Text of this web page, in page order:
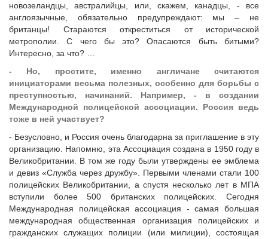
новозеландцы, австралийцы, или, скажем, канадцы, - все
англоязычные, обязательно предупреждают: мы – не
британцы! Стараются откреститься от исторической
метрополии. С чего бы это? Опасаются быть битыми?
Интересно, за что? …
- Но, простите, именно англичане считаются
инициаторами весьма полезных, особенно для борьбы с
преступностью, начинаний. Например, - в создании
Международной полицейской ассоциации. Россия ведь
тоже в ней участвует?
- Безусловно, и Россия очень благодарна за приглашение в эту
организацию. Напомню, эта Ассоциация создана в 1950 году в
Великобритании. В том же году были утверждены ее эмблема
и девиз «Служба через дружбу». Первыми членами стали 100
полицейских Великобритании, а спустя несколько лет в МПА
вступили более 500 британских полицейских. Сегодня
Международная полицейская ассоциация - самая большая
международная общественная организация полицейских и
гражданских служащих полиции (или милиции), состоящая